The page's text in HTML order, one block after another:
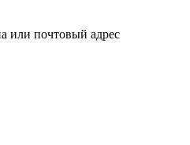
или почтовый адрес